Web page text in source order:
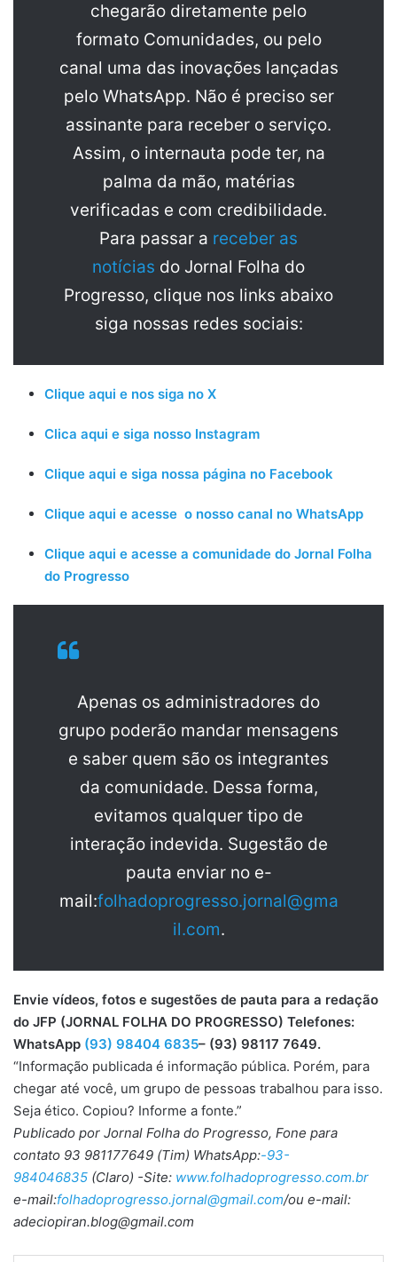
chegarão diretamente pelo
formato Comunidades, ou pelo
canal uma das inovações lançadas
pelo WhatsApp. Não é preciso ser
assinante para receber o serviço.
Assim, o internauta pode ter, na
palma da mão, matérias
verificadas e com credibilidade.
Para passar a receber as
notícias do Jornal Folha do
Progresso, clique nos links abaixo
siga nossas redes sociais:
Clique aqui e nos siga no X
Clica aqui e siga nosso Instagram
Clique aqui e siga nossa página no Facebook
Clique aqui e acesse o nosso canal no WhatsApp
Clique aqui e acesse a comunidade do Jornal Folha
do Progresso
Apenas os administradores do
grupo poderão mandar mensagens
e saber quem são os integrantes
da comunidade. Dessa forma,
evitamos qualquer tipo de
interação indevida. Sugestão de
pauta enviar no e-
mail:folhadoprogresso.jornal@gma
il.com.
Envie vídeos, fotos e sugestões de pauta para a redação
do JFP (JORNAL FOLHA DO PROGRESSO) Telefones:
WhatsApp (93) 98404 6835– (93) 98117 7649.
“Informação publicada é informação pública. Porém, para
chegar até você, um grupo de pessoas trabalhou para isso.
Seja ético. Copiou? Informe a fonte.”
Publicado por Jornal Folha do Progresso, Fone para
contato 93 981177649 (Tim) WhatsApp:-93-
984046835 (Claro) -Site: www.folhadoprogresso.com.br
e-mail:folhadoprogresso.jornal@gmail.com/ou e-mail:
adeciopiran.blog@gmail.com